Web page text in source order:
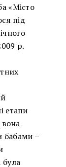
«Місто
під
р.
етапи
вона
бабами –
була